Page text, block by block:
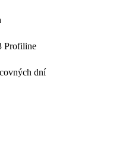
Profiline
dní